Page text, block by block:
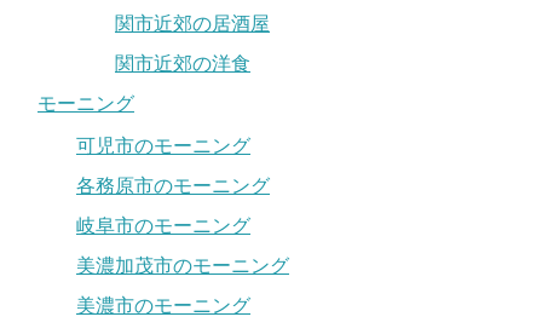
関市近郊の居酒屋
関市近郊の洋食
モーニング
可児市のモーニング
各務原市のモーニング
岐阜市のモーニング
美濃加茂市のモーニング
美濃市のモーニング